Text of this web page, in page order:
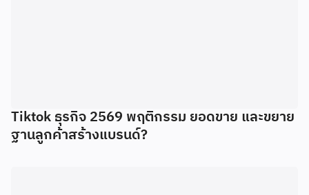
Tiktok ธุรกิจ 2569 พฤติกรรม ยอดขาย และขยาย
ฐานลูกค้าสร้างแบรนด์?